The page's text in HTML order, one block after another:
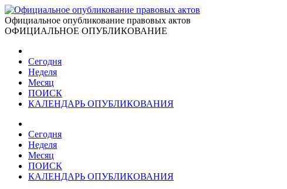
Официальное опубликование правовых актов
ОФИЦИАЛЬНОЕ ОПУБЛИКОВАНИЕ
Сегодня
Неделя
Месяц
ПОИСК
КАЛЕНДАРЬ ОПУБЛИКОВАНИЯ
Сегодня
Неделя
Месяц
ПОИСК
КАЛЕНДАРЬ ОПУБЛИКОВАНИЯ